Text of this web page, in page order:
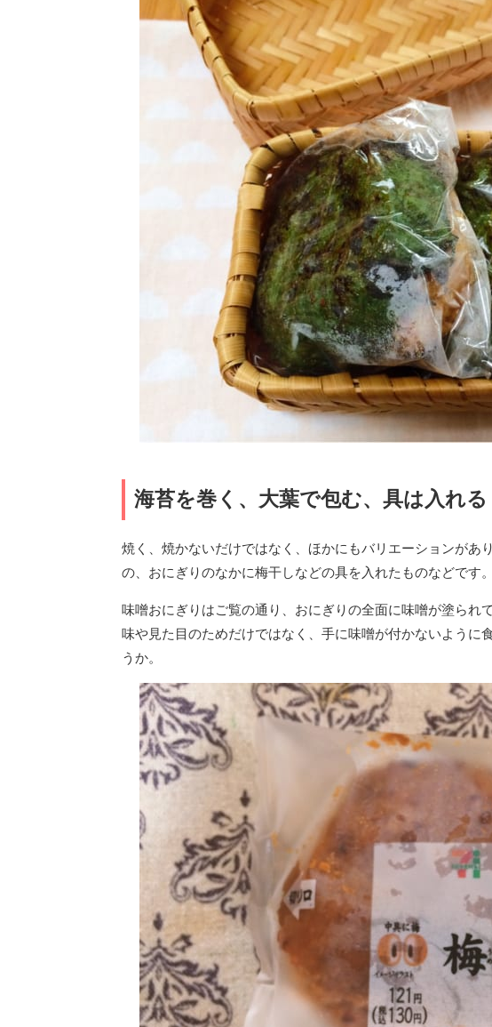
海苔を巻く、大葉で包む、具は入れる
焼く、焼かないだけではなく、ほかにもバリエーションがあ
の、おにぎりのなかに梅干しなどの具を入れたものなどです。
味噌おにぎりはご覧の通り、おにぎりの全面に味噌が塗られ
味や見た目のためだけではなく、手に味噌が付かないように
うか。